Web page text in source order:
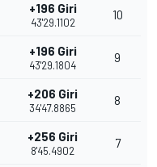
+196 Giri
43'29.1102
10
+196 Giri
43'29.1804
9
+206 Giri
34'47.8865
8
+256 Giri
8'45.4902
7